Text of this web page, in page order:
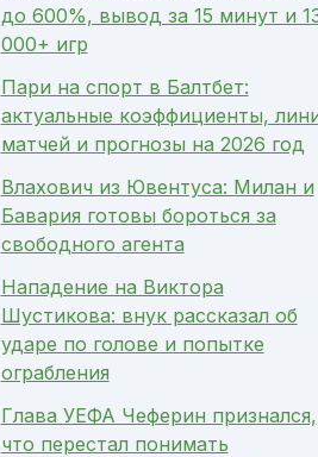
до 600%, вывод за 15 минут и
000+ игр
Пари на спорт в Балтбет:
актуальные коэффициенты,
матчей и прогнозы на 2026 год
Влахович из Ювентуса: Милан и
Бавария готовы бороться за
свободного агента
Нападение на Виктора
Шустикова: внук рассказал об
ударе по голове и попытке
ограбления
Глава УЕФА Чеферин признался,
что перестал понимать